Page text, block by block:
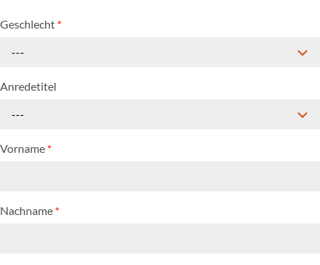
Geschlecht *
---
Anredetitel
---
Vorname *
Nachname *